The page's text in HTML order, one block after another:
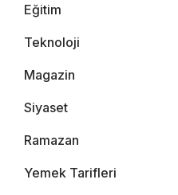
Eğitim
Teknoloji
Magazin
Siyaset
Ramazan
Yemek Tarifleri